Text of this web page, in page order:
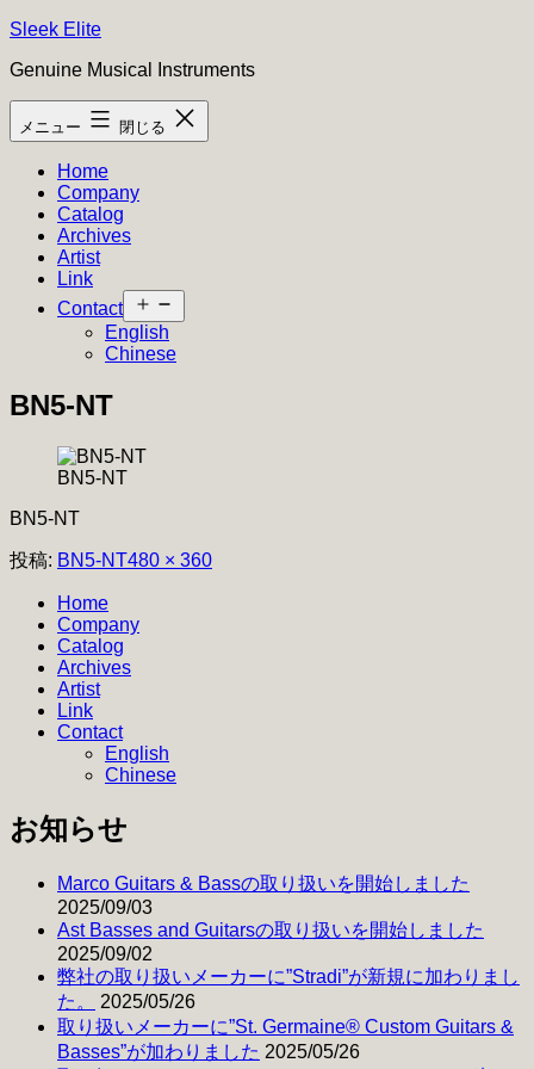
コ
テ
ン
ツ
Sleek Elite
Genuine Musical Instruments
メニュー 閉じる
Home
Company
Catalog
Archives
Artist
Link
Contact
ニ
ー
English
Chinese
BN5-NT
BN5-NT
BN5-NT
投稿: BN5-NTフ
イ
ズ
480 × 360
Home
Company
Catalog
Archives
Artist
Link
Contact
English
Chinese
お知らせ
Marco Guitars & Bassの取り扱いを開始しました
2025/09/03
Ast Basses and Guitarsの取り扱いを開始しました
2025/09/02
弊社の取り扱いメーカーに”Stradi”が新規に加わりまし
た。
2025/05/26
取り扱いメーカーに”St. Germaine® Custom Guitars &
Basses”が加わりました 2025/05/26